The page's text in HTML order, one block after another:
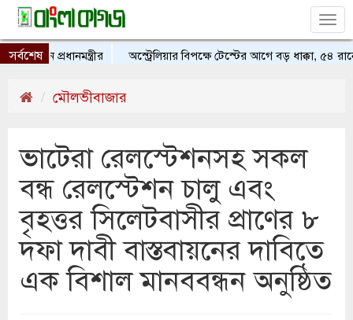
সর্বশেষ
প্রধানমন্ত্রীর অস্ট্রেলিয়ার বিপক্ষে টেস্টের আগে বড় ধাক্কা, ৫৪
মৌলভীবাজার
ভাটেরা রেলস্টেশনসহ সকল
বন্ধ রেলস্টেশন চালু এবং
বৃহত্তর সিলেটবাসীর প্রাণের ৮
দফা দাবী বাস্তবায়নের দাবিতে
এক বিশাল মানববন্ধন অনুষ্ঠিত